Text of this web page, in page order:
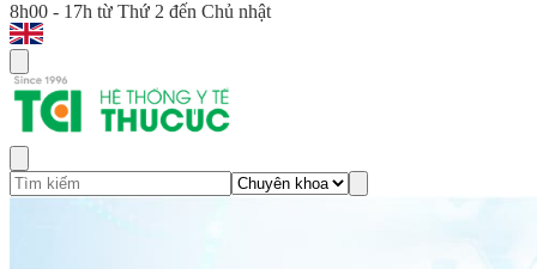
8h00 - 17h từ Thứ 2 đến Chủ nhật